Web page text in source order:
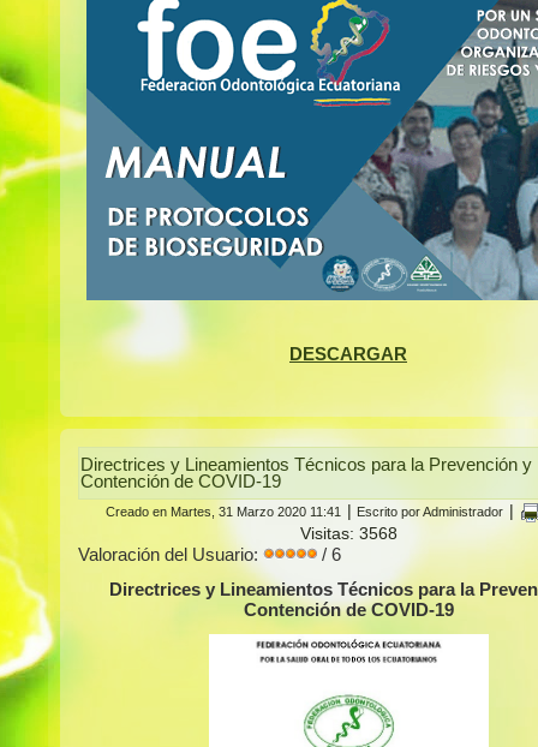
DESCARGAR
Directrices y Lineamientos Técnicos para la Prevención y
Contención de COVID-19
Creado en Martes, 31 Marzo 2020 11:41 Escrito por Administrador
Visitas: 3568
Valoración del Usuario:
/ 6
Directrices y Lineamientos Técnicos para la
Contención de COVID-19